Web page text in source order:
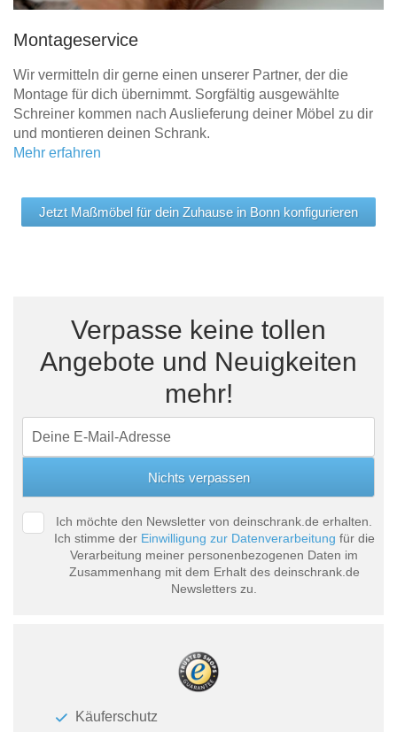
Montageservice
Wir vermitteln dir gerne einen unserer Partner, der die
Montage für dich übernimmt. Sorgfältig ausgewählte
Schreiner kommen nach Auslieferung deiner Möbel zu dir
und montieren deinen Schrank.
Mehr erfahren
Jetzt Maßmöbel für dein Zuhause in Bonn konfigurieren
Verpasse keine tollen
Angebote und Neuigkeiten
mehr!
Ich möchte den Newsletter von deinschrank.de erhalten.
Ich stimme der Einwilligung zur Datenverarbeitung für die
Verarbeitung meiner personenbezogenen Daten im
Zusammenhang mit dem Erhalt des deinschrank.de
Newsletters zu.
Käuferschutz